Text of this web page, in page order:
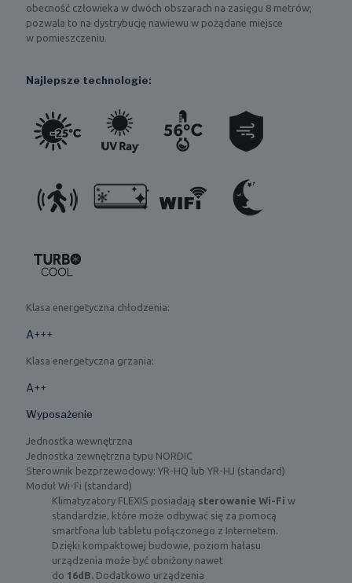
obecność człowieka w dwóch obszarach na zasięgu 8 metrów;
pozwala to na dystrybucję nawiewu w pożądane miejsce
w pomieszczeniu.
Najlepsze technologie:
Klasa energetyczna chłodzenia:
A+++
Klasa energetyczna grzania:
A++
Wyposażenie
Jednostka wewnętrzna
Jednostka zewnętrzna typu NORDIC
Sterownik bezprzewodowy: YR-HQ lub YR-HJ (standard)
Moduł Wi-Fi (standard)
Klimatyzatory FLEXIS posiadają sterowanie Wi-Fi w
standardzie, które może odbywać się za pomocą
smartfona lub tabletu połączonego z Internetem.
Dzięki kompaktowej budowie, poziom hałasu
urządzenia może być obniżony nawet
do 16dB. Dodatkowo urządzenia